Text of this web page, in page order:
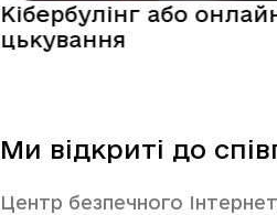
Кібербулінг або
цькування
Ми відкриті до
Центр безпечного